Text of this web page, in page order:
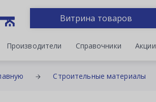
Витрина товаров
Производители Справочники Акции
Строительные материалы